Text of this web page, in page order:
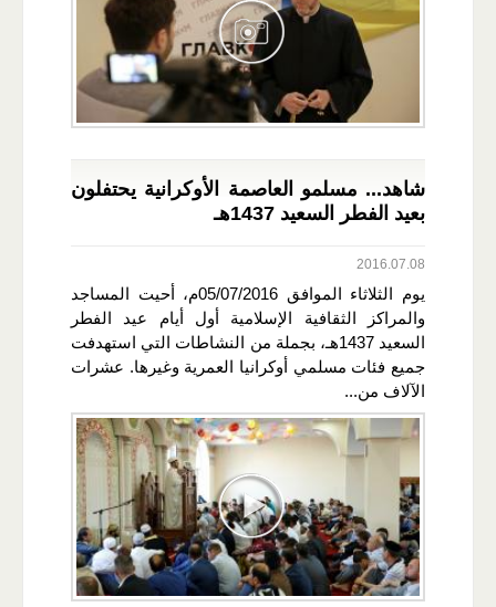
شاهد... مسلمو العاصمة الأوكرانية يحتفلون
بعيد الفطر السعيد 1437هـ
2016.07.08
يوم الثلاثاء الموافق 05/07/2016م، أحيت المساجد
والمراكز الثقافية الإسلامية أول أيام عيد الفطر
السعيد 1437هـ، بجملة من النشاطات التي استهدفت
جميع فئات مسلمي أوكرانيا العمرية وغيرها. عشرات
الآلاف من...